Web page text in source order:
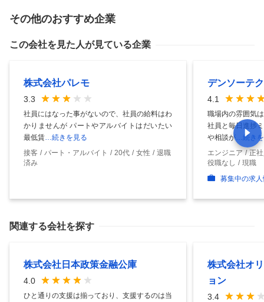
その他のおすすめ企業
この会社を見た人が見ている企業
株式会社パレモ
3.3
社員にはなった事がないので、社員の給料はわ
かりませんが パートやアルバイトはだいたい
最低賃 …続きを見る
接客
パート・アルバイト 20代 女性
退職
済み
デンソーテ
4.1
職場内の雰囲気
社員と毎日進捗
や相談が …続き
エンジニア
正
役職なし
現職
募集中の求
関連する会社を探す
株式会社日本政策金融公庫
4.0
ひと通りの支援は揃っており、支援するのは当
株式会社オ
ョン
3.4